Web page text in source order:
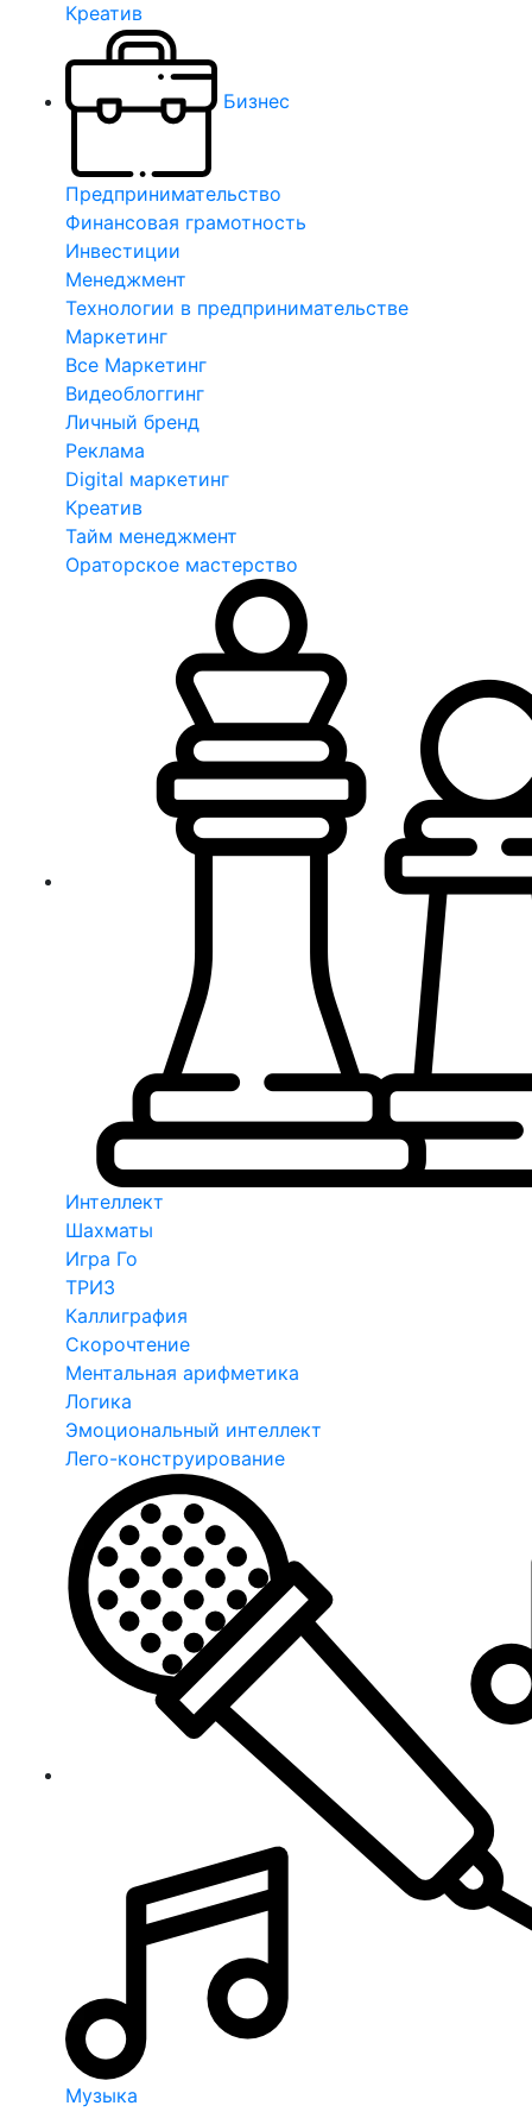
Креатив
Бизнес
Предпринимательство
Финансовая грамотность
Инвестиции
Менеджмент
Технологии в предпринимательстве
Маркетинг
Все Маркетинг
Видеоблоггинг
Личный бренд
Реклама
Digital маркетинг
Креатив
Тайм менеджмент
Ораторское мастерство
Интеллект
Шахматы
Игра Го
ТРИЗ
Каллиграфия
Скорочтение
Ментальная арифметика
Логика
Эмоциональный интеллект
Лего-конструирование
Музыка